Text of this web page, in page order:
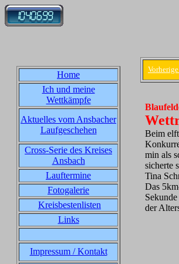
Home
Ich und meine
Wettkämpfe
Aktuelles vom Ansbacher
Laufgeschehen
Cross-Serie des Kreises
Ansbach
Lauftermine
Fotogalerie
Kreisbestenlisten
Links
Impressum / Kontakt
Beim
min als
sicherte
Tina
Das
der